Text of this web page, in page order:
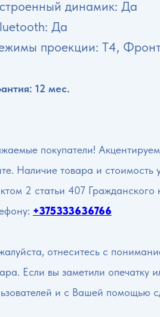
динамик: Да
Да
проекции: Т4,
12 мес.
покупатели!
Наличие товара и стоимость
2 статьи 407
+375333636766
отнеситесь с
Если вы заметили
и с Вашей помощью